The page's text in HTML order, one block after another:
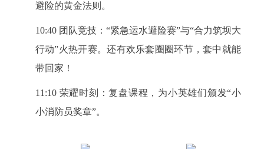
避险的黄金法则。
10:40 团队竞技：“紧急运水避险赛”与“合力筑坝大
行动”火热开赛。还有欢乐套圈圈环节，套中就能
带回家！
11:10 荣耀时刻：复盘课程，为小英雄们颁发“小
小消防员奖章”。